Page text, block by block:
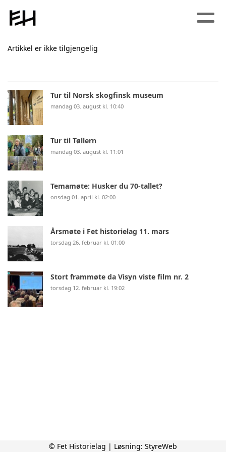
Artikkel er ikke tilgjengelig
Tur til Norsk skogfinsk museum
mandag 03. august kl. 10:40
Tur til Tøllern
mandag 03. august kl. 11:01
Temamøte: Husker du 70-tallet?
onsdag 01. april kl. 02:00
Årsmøte i Fet historielag 11. mars
torsdag 26. februar kl. 01:00
Stort frammøte da Visyn viste film nr. 2
torsdag 12. februar kl. 19:02
© Fet Historielag | Løsning: StyreWeb